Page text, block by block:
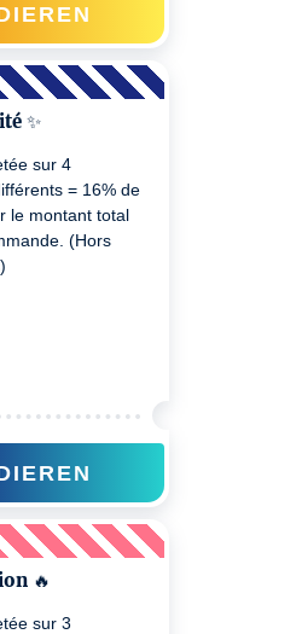
✨
sur 4
= 16% de
le montant total
(Hors
🔥
sur 3